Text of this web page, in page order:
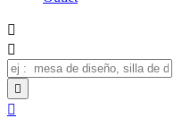



